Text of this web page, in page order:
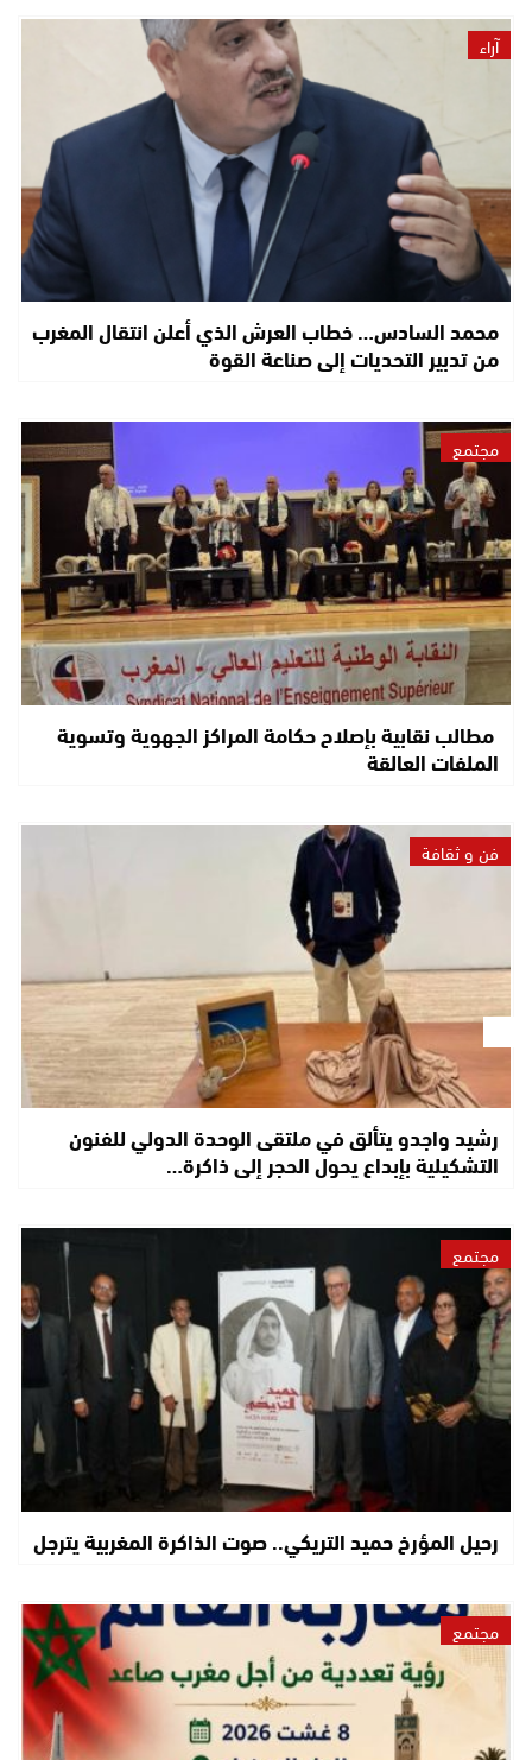
آراء
محمد السادس… خطاب العرش الذي أعلن انتقال المغرب
من تدبير التحديات إلى صناعة القوة
مجتمع
مطالب نقابية بإصلاح حكامة المراكز الجهوية وتسوية
الملفات العالقة
فن و ثقافة
رشيد واجدو يتألق في ملتقى الوحدة الدولي للفنون
التشكيلية بإبداع يحول الحجر إلى ذاكرة…
مجتمع
رحيل المؤرخ حميد التريكي.. صوت الذاكرة المغربية يترجل
مجتمع